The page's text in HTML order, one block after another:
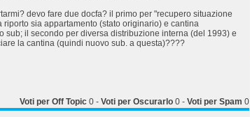
devo fare due docfa? il primo per "recupero situazione
riporto sia appartamento (stato originario) e cantina
sub; il secondo per diversa distribuzione interna (del 1993) e
la cantina (quindi nuovo sub. a questa)????
Voti per Off Topic 0 - Voti per Oscurarlo 0 - Voti per Spam 0